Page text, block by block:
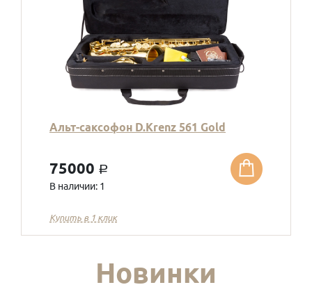
Альт-саксофон D.Krenz 561 Gold
75000 a
В наличии: 1
Купить в 1 клик
Новинки